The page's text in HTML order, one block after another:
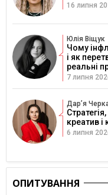
16 липня
Юлія Віщук
Чому
і як
реальні
7 липня
Дарʼя
креатив і
6 липня
ОПИТУВАННЯ